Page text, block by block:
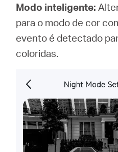
Modo inteligente:
para o modo de cor
evento é detectado
coloridas.